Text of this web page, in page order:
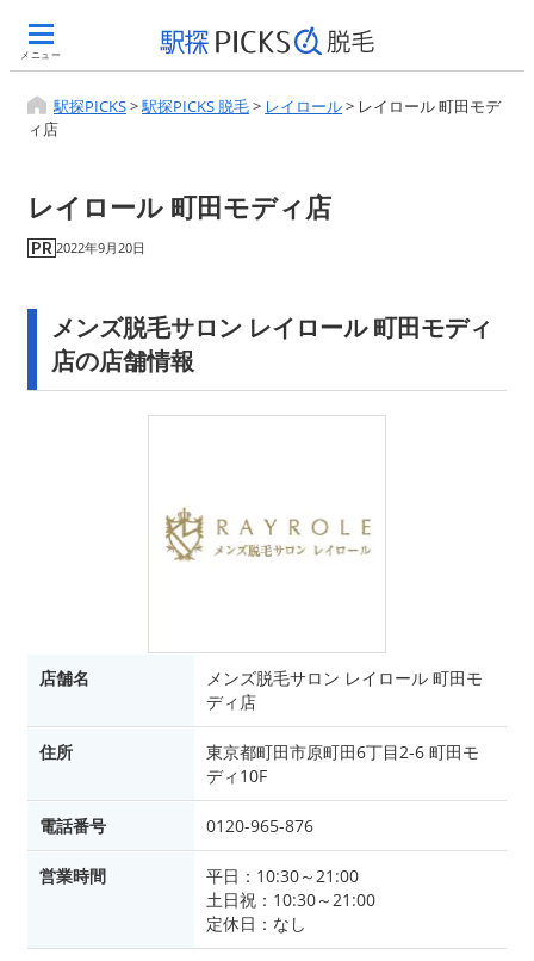
メニュー
駅探PICKS>駅探PICKS 脱毛> レイロール> レイロール 町田モデ
ィ店
レイロール 町田モディ店
2022年9月20日
メンズ脱毛サロン レイロール 町田モディ
店の店舗情報
店舗名
メンズ脱毛サロン レイロール 町田モ
ディ店
住所
東京都町田市原町田6丁目2-6 町田モ
ディ10F
電話番号 0120-965-876
営業時間
平日：10:30～21:00
土日祝：10:30～21:00
定休日：なし